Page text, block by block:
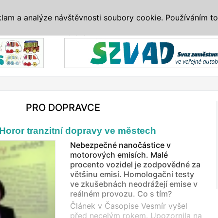
PRO DOPRAVCE
tranzitní dopravy ve městech
Nebezpečné nanočástice v
motorových emisích. Malé
procento vozidel je zodpovědné za
většinu emisí. Homologační testy
ve zkušebnách neodrážejí emise v
reálném provozu. Co s tím?
Článek v Časopise Vesmír vyšel
před necelým rokem. Upozornila na
a analýze návštěvnosti soubory cookie. Používáním